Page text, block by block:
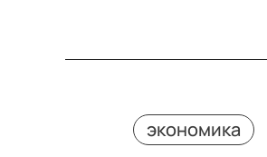
экономика